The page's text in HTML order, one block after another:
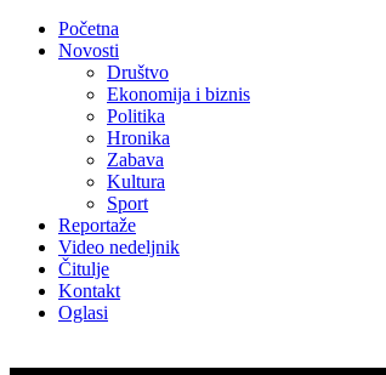
Početna
Novosti
Društvo
Ekonomija i biznis
Politika
Hronika
Zabava
Kultura
Sport
Reportaže
Video nedeljnik
Čitulje
Kontakt
Oglasi